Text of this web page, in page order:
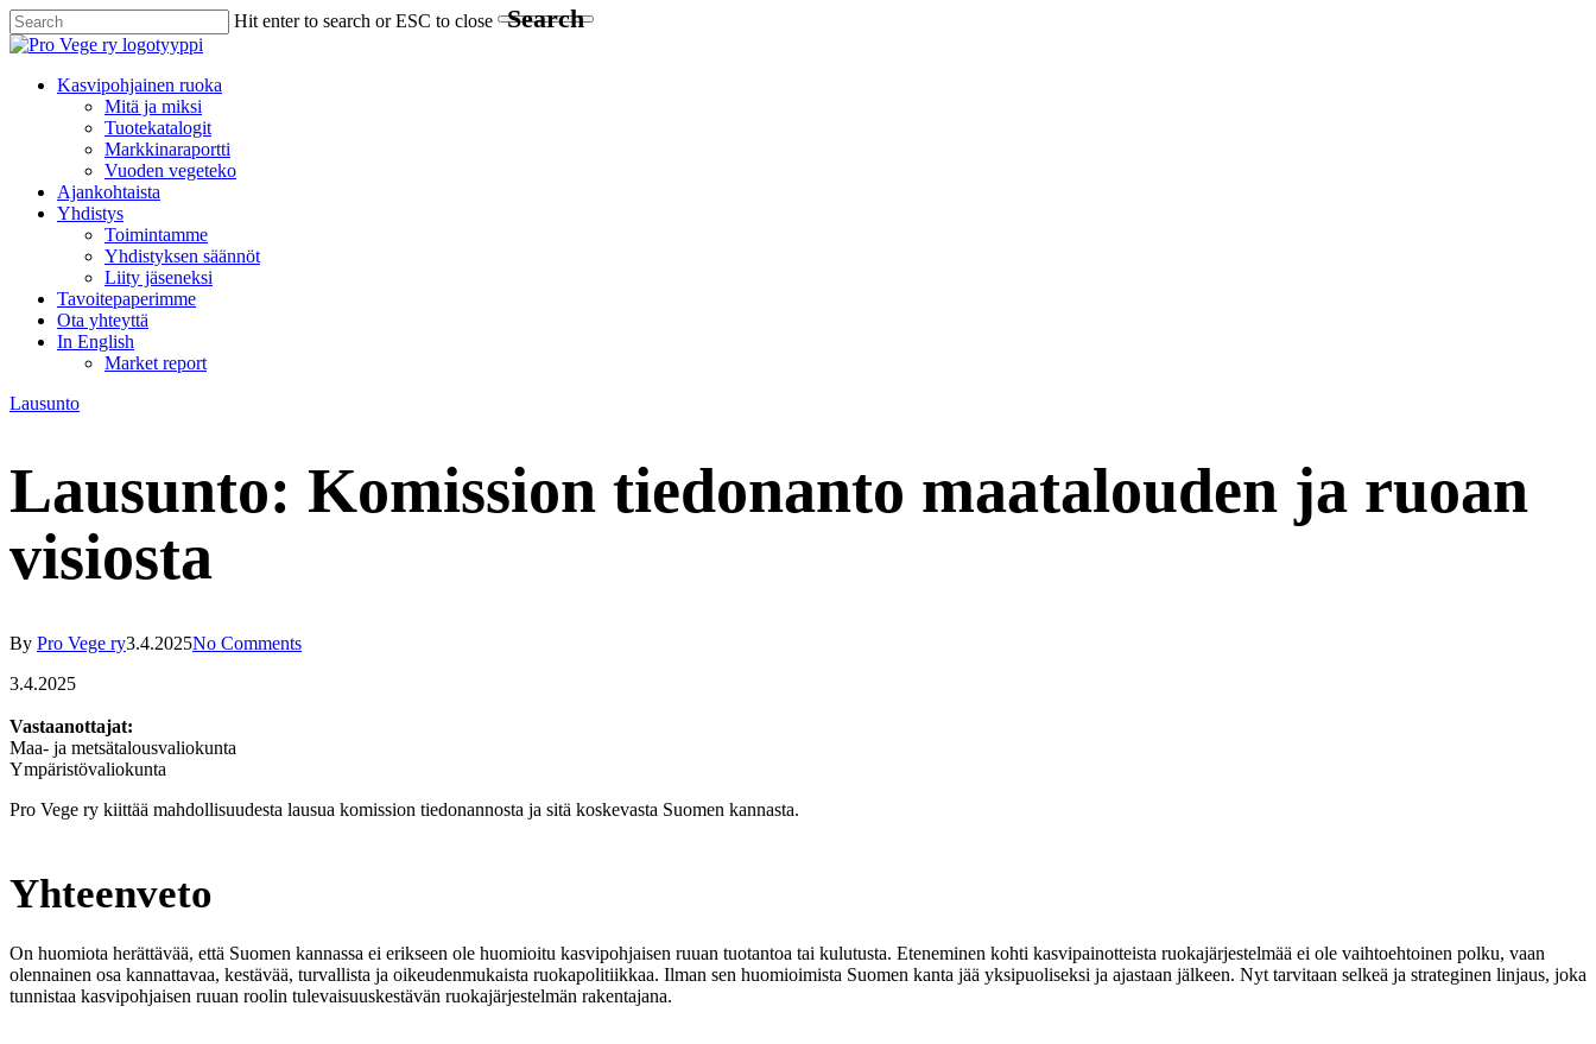
Skip
to
content
Hit enter to search or ESC to close Search
Close
Menu
Kasvipohjainen ruoka
Mitä ja miksi
Tuotekatalogit
Markkinaraportti
Vuoden vegeteko
Ajankohtaista
Yhdistys
Toimintamme
Yhdistyksen säännöt
Liity jäseneksi
Tavoitepaperimme
Ota yhteyttä
In English
Market report
Lausunto
Lausunto: Komission tiedonanto maatalouden ja ruoan
visiosta
By Pro Vege ry3.4.2025No Comments
3.4.2025
Vastaanottajat:
Maa- ja metsätalousvaliokunta
Ympäristövaliokunta
Pro Vege ry kiittää mahdollisuudesta lausua komission tiedonannosta ja sitä koskevasta Suomen kannasta.
Yhteenveto
On huomiota herättävää, että Suomen kannassa ei erikseen ole huomioitu kasvipohjaisen ruuan tuotantoa tai kulutusta. Eteneminen kohti kasvipainotteista ruokajärjestelmää ei ole vaihtoehtoinen polku, vaan
olennainen osa kannattavaa, kestävää, turvallista ja oikeudenmukaista ruokapolitiikkaa. Ilman sen huomioimista Suomen kanta jää yksipuoliseksi ja ajastaan jälkeen. Nyt tarvitaan selkeä ja strateginen linjaus, joka
tunnistaa kasvipohjaisen ruuan roolin tulevaisuuskestävän ruokajärjestelmän rakentajana.